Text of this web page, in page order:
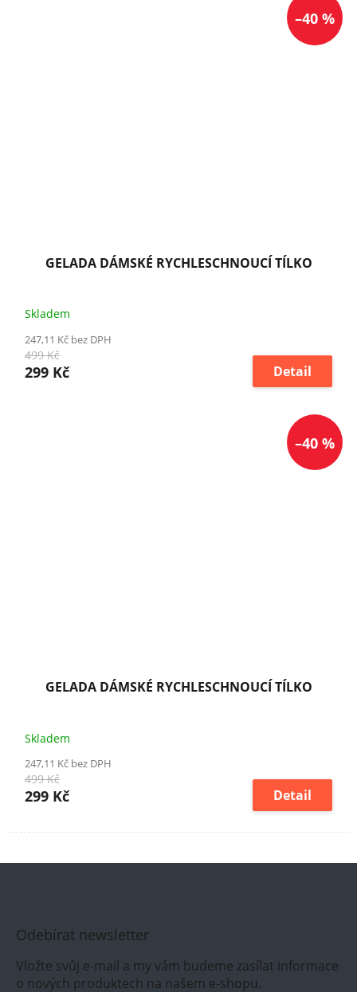
–40 %
GELADA DÁMSKÉ RYCHLESCHNOUCÍ TÍLKO
Skladem
247,11 Kč bez DPH
499 Kč
299 Kč Detail
–40 %
GELADA DÁMSKÉ RYCHLESCHNOUCÍ TÍLKO
Skladem
247,11 Kč bez DPH
499 Kč
299 Kč Detail
Odebírat newsletter
Vložte svůj e-mail a my vám budeme zasílat informace
o nových produktech na našem e-shopu.